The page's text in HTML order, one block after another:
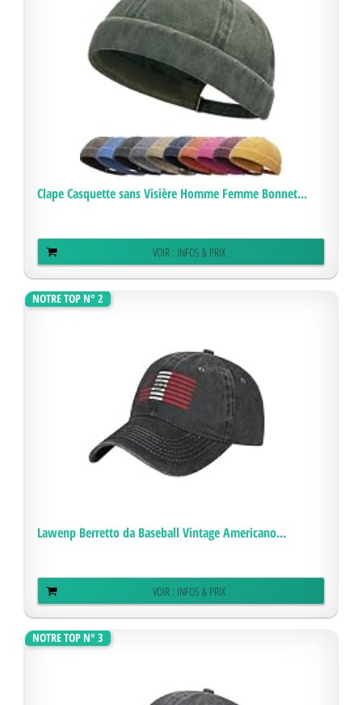
Clape Casquette sans Visière Homme Femme Bonnet...
VOIR : INFOS & PRIX
NOTRE TOP N° 2
Lawenp Berretto da Baseball Vintage Americano...
VOIR : INFOS & PRIX
NOTRE TOP N° 3